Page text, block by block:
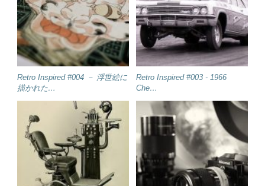
Retro Inspired #004 － 浮世絵に
描かれた…
Retro Inspired #003 - 1966
Che…